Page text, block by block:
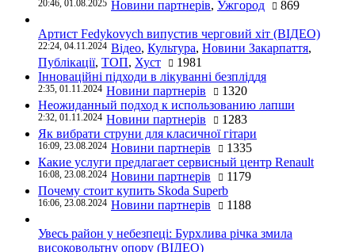
20:46, 01.08.2025 Новини партнерів, Ужгород 869
Артист Fedykovych випустив черговий хіт (ВІДЕО)
22:24, 04.11.2024 Відео, Культура, Новини Закарпаття,
Публікації, ТОП, Хуст
1981
Інноваційні підходи в лікуванні безпліддя
2:35, 01.11.2024 Новини партнерів
1320
Неожиданный подход к использованию лапши
2:32, 01.11.2024 Новини партнерів
1283
Як вибрати струни для класичної гітари
16:09, 23.08.2024 Новини партнерів
1335
Какие услуги предлагает сервисный центр Renault
16:08, 23.08.2024 Новини партнерів
1179
Почему стоит купить Skoda Superb
16:06, 23.08.2024 Новини партнерів 1188
Увесь район у небезпеці: Бурхлива річка змила
високовольтну опору (ВІДЕО)